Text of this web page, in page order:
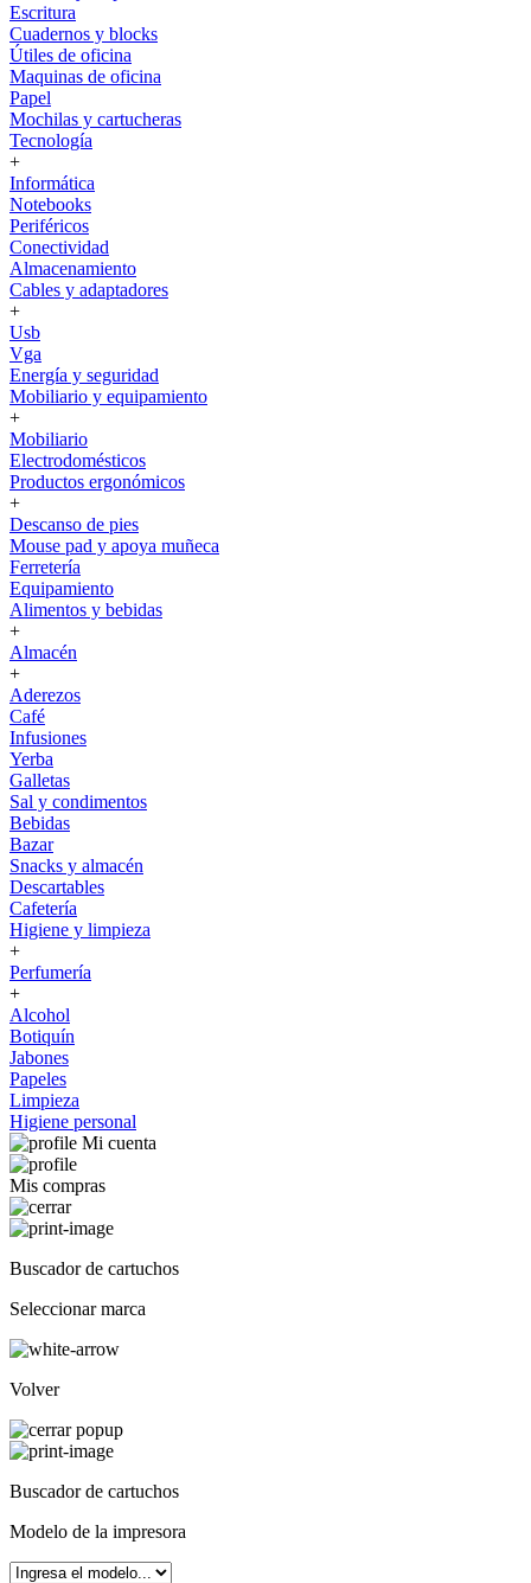
Escritura
Cuadernos y blocks
Útiles de oficina
Maquinas de oficina
Papel
Mochilas y cartucheras
Tecnología
+
Informática
Notebooks
Periféricos
Conectividad
Almacenamiento
Cables y adaptadores
+
Usb
Vga
Energía y seguridad
Mobiliario y equipamiento
+
Mobiliario
Electrodomésticos
Productos ergonómicos
+
Descanso de pies
Mouse pad y apoya muñeca
Ferretería
Equipamiento
Alimentos y bebidas
+
Almacén
+
Aderezos
Café
Infusiones
Yerba
Galletas
Sal y condimentos
Bebidas
Bazar
Snacks y almacén
Descartables
Cafetería
Higiene y limpieza
+
Perfumería
+
Alcohol
Botiquín
Jabones
Papeles
Limpieza
Higiene personal
Mi cuenta
Mis compras
Buscador de cartuchos
Seleccionar marca
Volver
Buscador de cartuchos
Modelo de la impresora